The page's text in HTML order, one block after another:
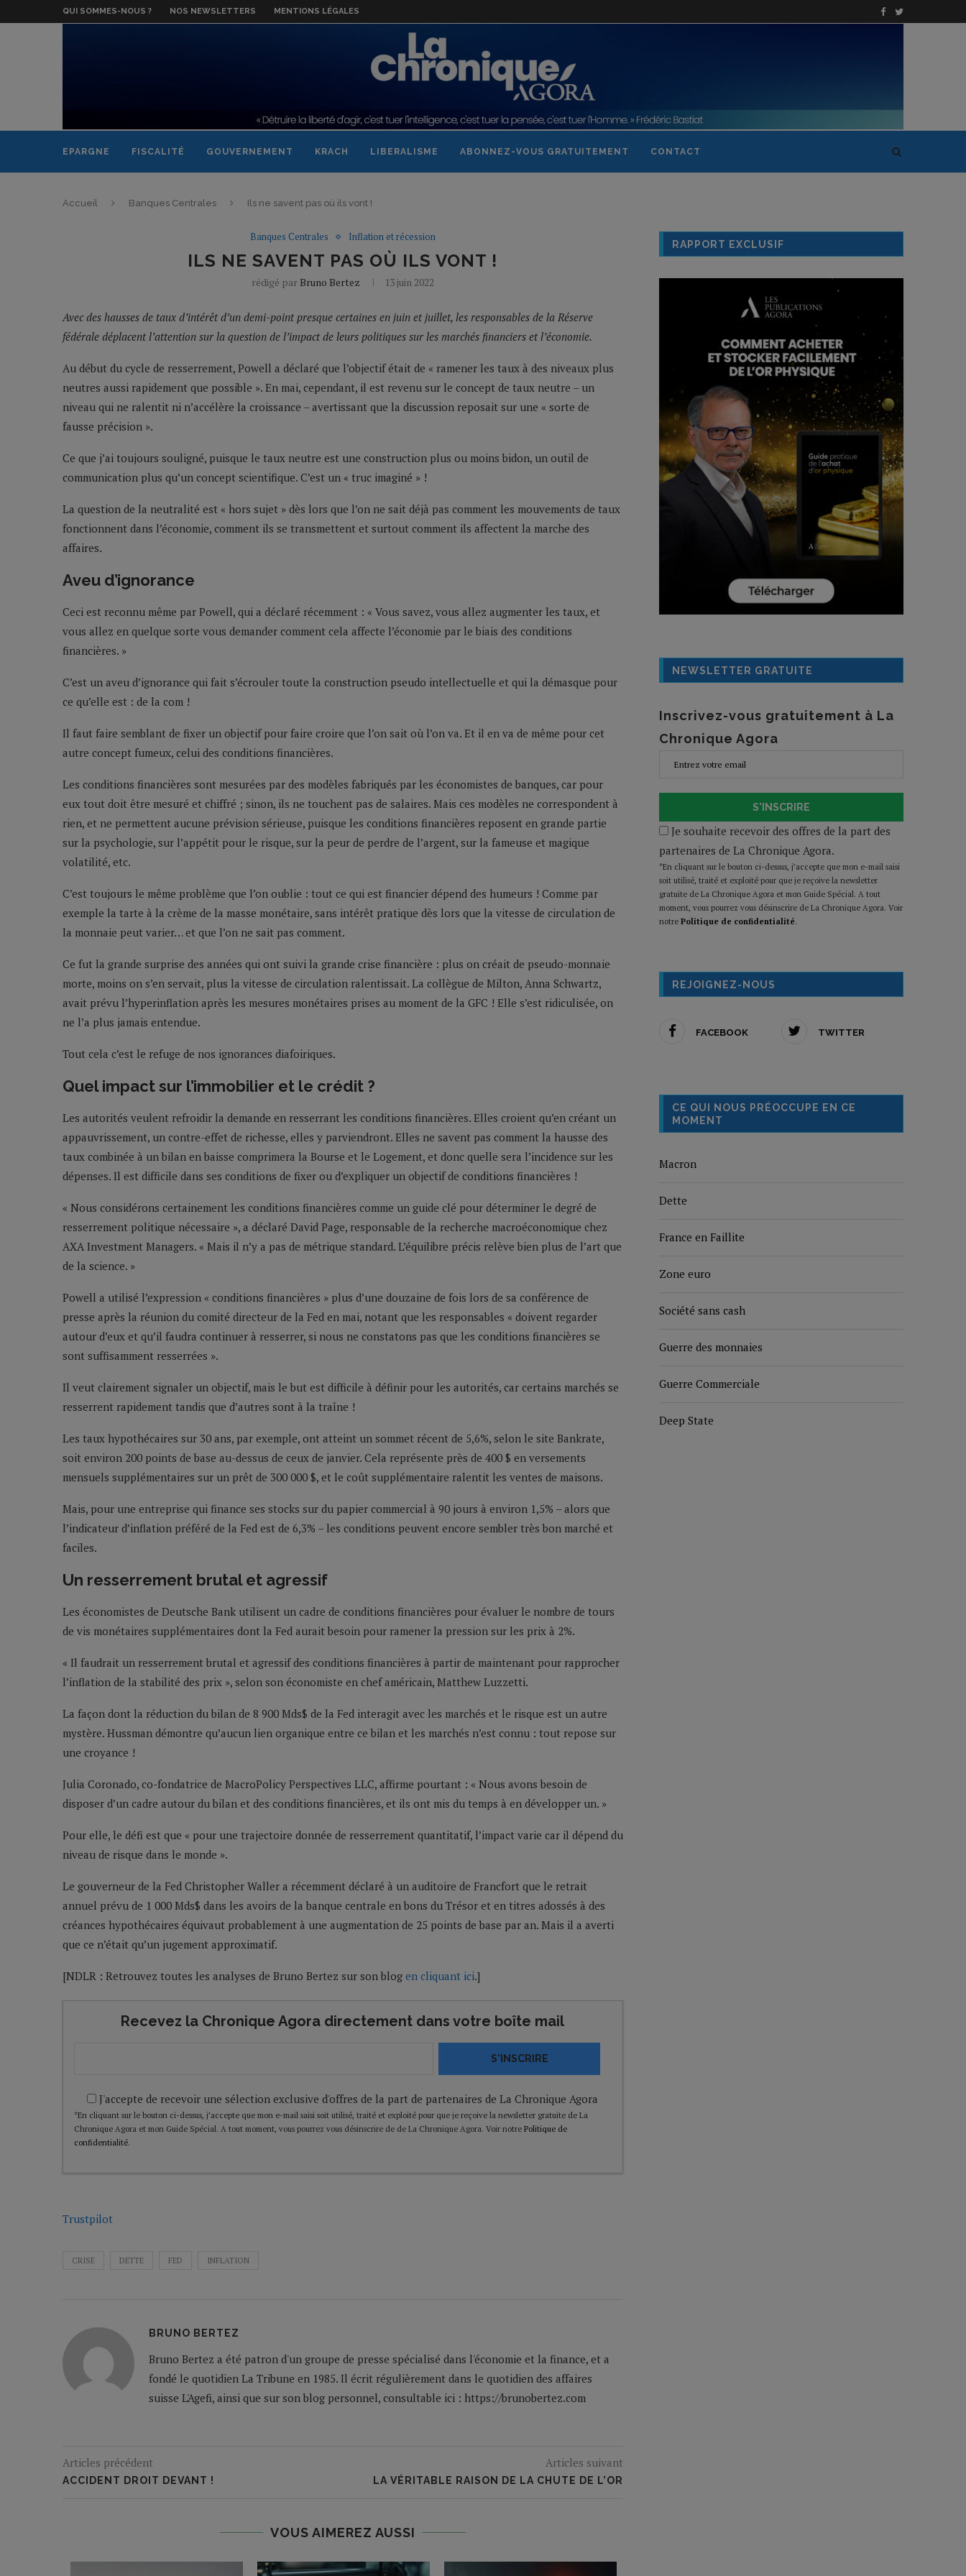
QUI SOMMES-NOUS ? NOS NEWSLETTERS MENTIONS LÉGALES
EPARGNE FISCALITÉ GOUVERNEMENT KRACH LIBERALISME ABONNEZ-VOUS GRATUITEMENT CONTACT
Accueil Banques Centrales Ils ne savent pas où ils vont !
Banques Centrales Inflation et récession
ILS NE SAVENT PAS OÙ ILS VONT !
rédigé par Bruno Bertez 13 juin 2022
Avec des hausses de taux d’intérêt d’un demi-point presque certaines en juin et juillet, les responsables de la Réserve
fédérale déplacent l’attention sur la question de l’impact de leurs politiques sur les marchés financiers et l’économie.
Au début du cycle de resserrement, Powell a déclaré que l’objectif était de « ramener les taux à des niveaux plus
neutres aussi rapidement que possible ». En mai, cependant, il est revenu sur le concept de taux neutre – un
niveau qui ne ralentit ni n’accélère la croissance – avertissant que la discussion reposait sur une « sorte de
fausse précision ».
Ce que j’ai toujours souligné, puisque le taux neutre est une construction plus ou moins bidon, un outil de
communication plus qu’un concept scientifique. C’est un « truc imaginé » !
La question de la neutralité est « hors sujet » dès lors que l’on ne sait déjà pas comment les mouvements de taux
fonctionnent dans l’économie, comment ils se transmettent et surtout comment ils affectent la marche des
affaires.
Aveu d’ignorance
Ceci est reconnu même par Powell, qui a déclaré récemment : « Vous savez, vous allez augmenter les taux, et
vous allez en quelque sorte vous demander comment cela affecte l’économie par le biais des conditions
financières. »
C’est un aveu d’ignorance qui fait s’écrouler toute la construction pseudo intellectuelle et qui la démasque pour
ce qu’elle est : de la com !
Il faut faire semblant de fixer un objectif pour faire croire que l’on sait où l’on va. Et il en va de même pour cet
autre concept fumeux, celui des conditions financières.
Les conditions financières sont mesurées par des modèles fabriqués par les économistes de banques, car pour
eux tout doit être mesuré et chiffré ; sinon, ils ne touchent pas de salaires. Mais ces modèles ne correspondent à
rien, et ne permettent aucune prévision sérieuse, puisque les conditions financières reposent en grande partie
sur la psychologie, sur l’appétit pour le risque, sur la peur de perdre de l’argent, sur la fameuse et magique
volatilité, etc.
C’est toujours le même problème que l’on oublie : tout ce qui est financier dépend des humeurs ! Comme par
exemple la tarte à la crème de la masse monétaire, sans intérêt pratique dès lors que la vitesse de circulation de
la monnaie peut varier… et que l’on ne sait pas comment.
Ce fut la grande surprise des années qui ont suivi la grande crise financière : plus on créait de pseudo-monnaie
morte, moins on s’en servait, plus la vitesse de circulation ralentissait. La collègue de Milton, Anna Schwartz,
avait prévu l’hyperinflation après les mesures monétaires prises au moment de la GFC ! Elle s’est ridiculisée, on
ne l’a plus jamais entendue.
Tout cela c’est le refuge de nos ignorances diafoiriques.
Quel impact sur l’immobilier et le crédit ?
Les autorités veulent refroidir la demande en resserrant les conditions financières. Elles croient qu’en créant un
appauvrissement, un contre-effet de richesse, elles y parviendront. Elles ne savent pas comment la hausse des
taux combinée à un bilan en baisse comprimera la Bourse et le Logement, et donc quelle sera l’incidence sur les
dépenses. Il est difficile dans ses conditions de fixer ou d’expliquer un objectif de conditions financières !
« Nous considérons certainement les conditions financières comme un guide clé pour déterminer le degré de
resserrement politique nécessaire », a déclaré David Page, responsable de la recherche macroéconomique chez
AXA Investment Managers. « Mais il n’y a pas de métrique standard. L’équilibre précis relève bien plus de l’art que
de la science. »
Powell a utilisé l’expression « conditions financières » plus d’une douzaine de fois lors de sa conférence de
presse après la réunion du comité directeur de la Fed en mai, notant que les responsables « doivent regarder
autour d’eux et qu’il faudra continuer à resserrer, si nous ne constatons pas que les conditions financières se
sont suffisamment resserrées ».
Il veut clairement signaler un objectif, mais le but est difficile à définir pour les autorités, car certains marchés se
resserrent rapidement tandis que d’autres sont à la traîne !
Les taux hypothécaires sur 30 ans, par exemple, ont atteint un sommet récent de 5,6%, selon le site Bankrate,
soit environ 200 points de base au-dessus de ceux de janvier. Cela représente près de 400 $ en versements
mensuels supplémentaires sur un prêt de 300 000 $, et le coût supplémentaire ralentit les ventes de maisons.
Mais, pour une entreprise qui finance ses stocks sur du papier commercial à 90 jours à environ 1,5% – alors que
l’indicateur d’inflation préféré de la Fed est de 6,3% – les conditions peuvent encore sembler très bon marché et
faciles.
Un resserrement brutal et agressif
Les économistes de Deutsche Bank utilisent un cadre de conditions financières pour évaluer le nombre de tours
de vis monétaires supplémentaires dont la Fed aurait besoin pour ramener la pression sur les prix à 2%.
« Il faudrait un resserrement brutal et agressif des conditions financières à partir de maintenant pour rapprocher
l’inflation de la stabilité des prix », selon son économiste en chef américain, Matthew Luzzetti.
La façon dont la réduction du bilan de 8 900 Mds$ de la Fed interagit avec les marchés et le risque est un autre
mystère. Hussman démontre qu’aucun lien organique entre ce bilan et les marchés n’est connu : tout repose sur
une croyance !
Julia Coronado, co-fondatrice de MacroPolicy Perspectives LLC, affirme pourtant : « Nous avons besoin de
disposer d’un cadre autour du bilan et des conditions financières, et ils ont mis du temps à en développer un. »
Pour elle, le défi est que « pour une trajectoire donnée de resserrement quantitatif, l’impact varie car il dépend du
niveau de risque dans le monde ».
Le gouverneur de la Fed Christopher Waller a récemment déclaré à un auditoire de Francfort que le retrait
annuel prévu de 1 000 Mds$ dans les avoirs de la banque centrale en bons du Trésor et en titres adossés à des
créances hypothécaires équivaut probablement à une augmentation de 25 points de base par an. Mais il a averti
que ce n’était qu’un jugement approximatif.
[NDLR : Retrouvez toutes les analyses de Bruno Bertez sur son blog en cliquant ici.]
Recevez la Chronique Agora directement dans votre boîte mail
S'INSCRIRE
J'accepte de recevoir une sélection exclusive d'offres de la part de partenaires de La Chronique Agora
*En cliquant sur le bouton ci-dessus, j’accepte que mon e-mail saisi soit utilisé, traité et exploité pour que je reçoive la newsletter gratuite de La
Chronique Agora et mon Guide Spécial. A tout moment, vous pourrez vous désinscrire de de La Chronique Agora. Voir notre Politique de
confidentialité.
Trustpilot
CRISE DETTE FED INFLATION
BRUNO BERTEZ
Bruno Bertez a été patron d'un groupe de presse spécialisé dans l'économie et la finance, et a
fondé le quotidien La Tribune en 1985. Il écrit régulièrement dans le quotidien des affaires
suisse L'Agefi, ainsi que sur son blog personnel, consultable ici : https://brunobertez.com
Articles précédent
ACCIDENT DROIT DEVANT !
Articles suivant
LA VÉRITABLE RAISON DE LA CHUTE DE L’OR
VOUS AIMEREZ AUSSI
RAPPORT EXCLUSIF
NEWSLETTER GRATUITE
Inscrivez-vous gratuitement à La
Chronique Agora
S'INSCRIRE
Je souhaite recevoir des offres de la part des
partenaires de La Chronique Agora.
*En cliquant sur le bouton ci-dessus, j’accepte que mon e-mail saisi
soit utilisé, traité et exploité pour que je reçoive la newsletter
gratuite de La Chronique Agora et mon Guide Spécial. A tout
moment, vous pourrez vous désinscrire de La Chronique Agora. Voir
notre Politique de confidentialité.
REJOIGNEZ-NOUS
FACEBOOK TWITTER
CE QUI NOUS PRÉOCCUPE EN CE
MOMENT
Macron
Dette
France en Faillite
Zone euro
Société sans cash
Guerre des monnaies
Guerre Commerciale
Deep State